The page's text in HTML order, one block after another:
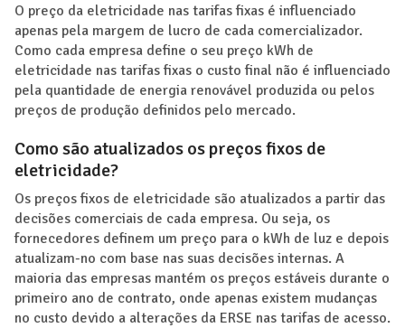
O preço da eletricidade nas tarifas fixas é influenciado
apenas pela margem de lucro de cada comercializador.
Como cada empresa define o seu preço kWh de
eletricidade nas tarifas fixas o custo final não é influenciado
pela quantidade de energia renovável produzida ou pelos
preços de produção definidos pelo mercado.
Como são atualizados os preços fixos de
eletricidade?
Os preços fixos de eletricidade são atualizados a partir das
decisões comerciais de cada empresa. Ou seja, os
fornecedores definem um preço para o kWh de luz e depois
atualizam-no com base nas suas decisões internas. A
maioria das empresas mantém os preços estáveis durante o
primeiro ano de contrato, onde apenas existem mudanças
no custo devido a alterações da ERSE nas tarifas de acesso.